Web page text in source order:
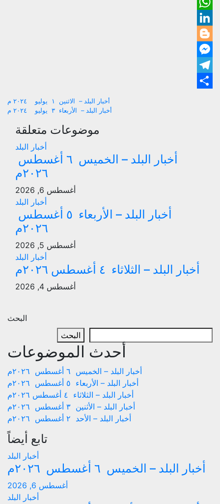
أخبار البلد – الاثنين ١ يوليو ٢٠٢٤ م
أخبار البلد – الأربعاء ٣ يوليو ٢٠٢٤ م
موضوعات متعلقة
أخبار البلد
أخبار البلد – الخميس ٦ أغسطس
٢٠٢٦م
أغسطس 6, 2026
أخبار البلد
أخبار البلد – الأربعاء ٥ أغسطس
٢٠٢٦م
أغسطس 5, 2026
أخبار البلد
أخبار البلد – الثلاثاء ٤ أغسطس ٢٠٢٦م
أغسطس 4, 2026
البحث
البحث
أحدث الموضوعات
أخبار البلد – الخميس ٦ أغسطس ٢٠٢٦م
أخبار البلد – الأربعاء ٥ أغسطس ٢٠٢٦م
أخبار البلد – الثلاثاء ٤ أغسطس ٢٠٢٦م
أخبار البلد – الأثنين ٣ أغسطس ٢٠٢٦م
أخبار البلد – الأحد ٢ أغسطس ٢٠٢٦م
تابع أيضاً
أخبار البلد
أخبار البلد – الخميس ٦ أغسطس ٢٠٢٦م
أغسطس 6, 2026
أخبار البلد